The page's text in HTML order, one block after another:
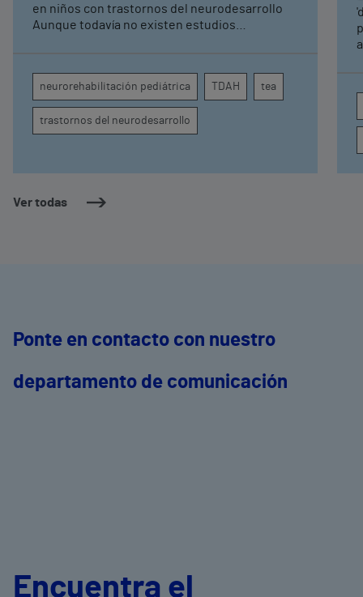
Ver todas
pediátrica de Vithas
en niños con trastornos del neurodesarrollo
Aunque todavía no existen estudios
atención, la regulación emocional y la
conducta
neurorehabilitación pediátrica TDAH tea
trastornos del neurodesarrollo
Ponte en contacto con nuestro
departamento de comunicación
Encuentra el